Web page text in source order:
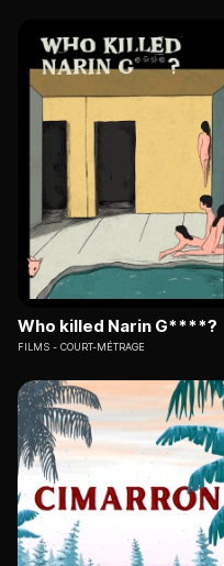
Who killed Narin G****?
FILMS COURT-MÉTRAGE